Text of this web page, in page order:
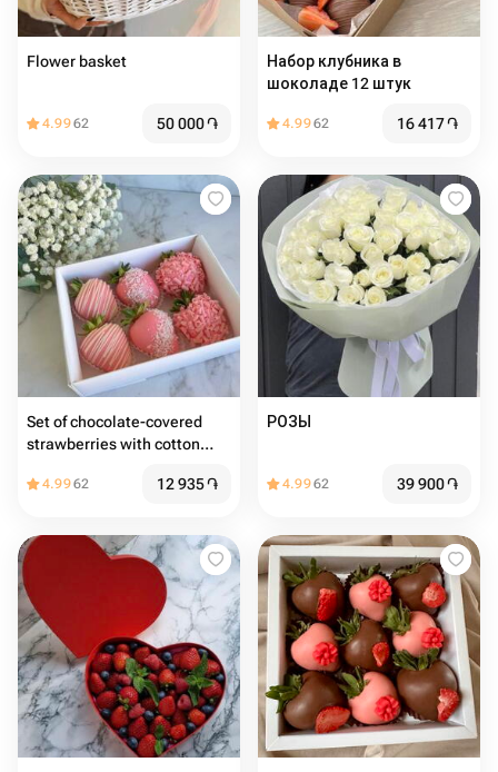
Flower basket
4.9962 50 000֏
Набор клубника в
шоколаде 12 штук
4.9962 16 417֏
Set of chocolate-covered
strawberries with cotton
4.9962 12 935֏
РОЗЫ
4.9962 39 900֏